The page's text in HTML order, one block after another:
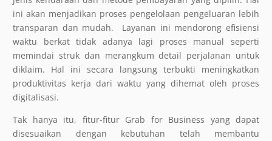
ini akan menjadikan proses pengelolaan pengeluaran lebih
transparan dan mudah.
Layanan ini mendorong efisiensi
waktu berkat tidak adanya lagi proses manual seperti
memindai struk dan merangkum detail perjalanan untuk
diklaim. Hal ini secara langsung terbukti meningkatkan
produktivitas kerja dari waktu yang dihemat oleh proses
digitalisasi.
Tak hanya itu, fitur-fitur Grab for Business yang dapat
disesuaikan dengan kebutuhan telah membantu